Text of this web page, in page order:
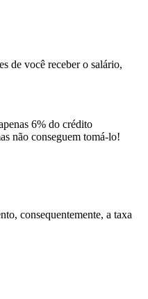
de você receber o salário,
6% do crédito
não conseguem tomá-lo!
consequentemente, a taxa